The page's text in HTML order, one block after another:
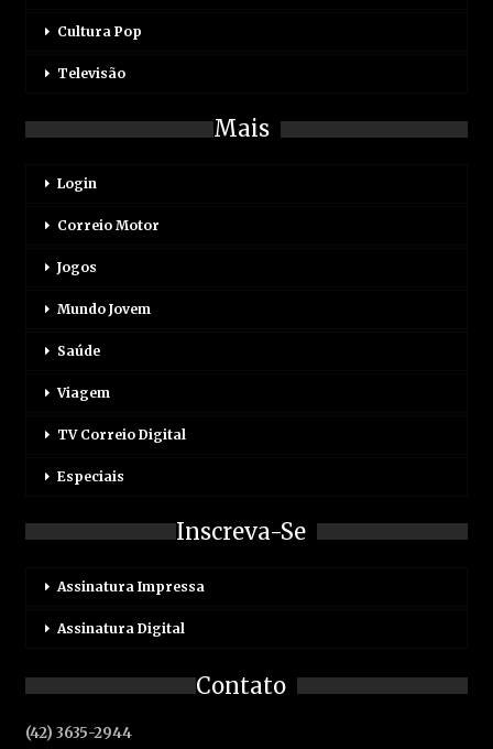
Cultura Pop
Televisão
Mais
Login
Correio Motor
Jogos
Mundo Jovem
Saúde
Viagem
TV Correio Digital
Especiais
Inscreva-Se
Assinatura Impressa
Assinatura Digital
Contato
(42) 3635-2944